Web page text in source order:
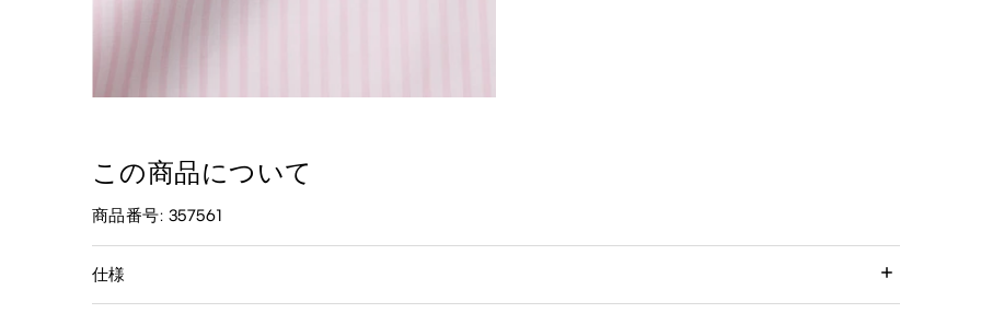
この商品について
商品番号: 357561
仕様